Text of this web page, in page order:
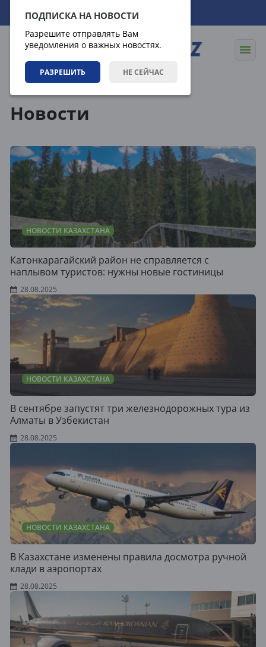
ПОДПИСКА НА НОВОСТИ
Разрешите отправлять Вам
уведомления о важных новостях.
РАЗРЕШИТЬ НЕ СЕЙЧАС
09.08.2026 20:33:33
Новости
НОВОСТИ КАЗАХСТАНА
Катонкарагайский район не справляется с
наплывом туристов: нужны новые гостиницы
28.08.2025
НОВОСТИ КАЗАХСТАНА
В сентябре запустят три железнодорожных тура из
Алматы в Узбекистан
28.08.2025
НОВОСТИ КАЗАХСТАНА
В Казахстане изменены правила досмотра ручной
клади в аэропортах
28.08.2025